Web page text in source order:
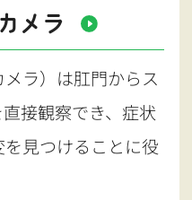
メラ
ラ）は肛門からス
接観察でき、症状
見つけることに役